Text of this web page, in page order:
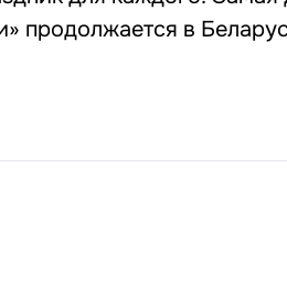
продолжается в